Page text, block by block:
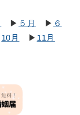
▶ ５月 ▶ ６
10月 ▶ 11月